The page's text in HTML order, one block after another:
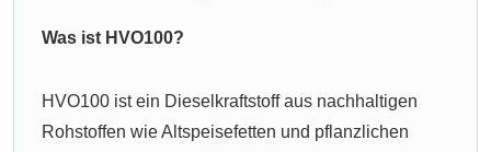
Was ist HVO100?
HVO100 ist ein Dieselkraftstoff aus nachhaltigen
Rohstoffen wie Altspeisefetten und pflanzlichen